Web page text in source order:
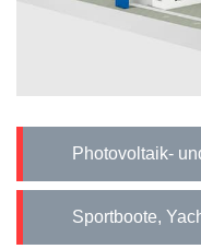
Photovoltaik-
Sportboote,